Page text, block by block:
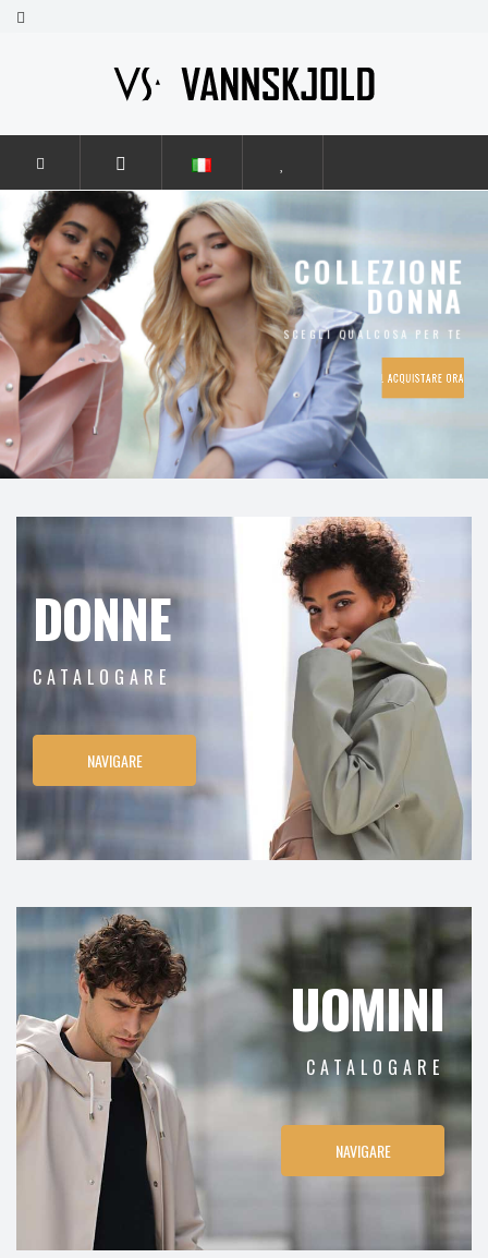
COLLEZIONE
DONNA
SCEGLI QUALCOSA PER TE
ACQUISTARE ORA !
DONNE
CATALOGARE
NAVIGARE
UOMINI
CATALOGARE
NAVIGARE